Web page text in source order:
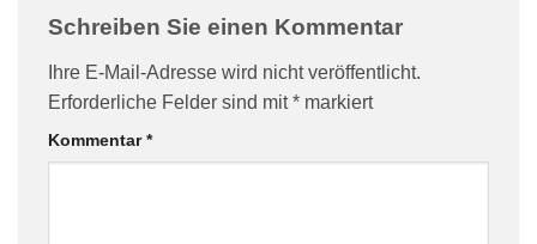
Schreiben Sie einen Kommentar
Ihre E-Mail-Adresse wird nicht veröffentlicht.
Erforderliche Felder sind mit* markiert
Kommentar*